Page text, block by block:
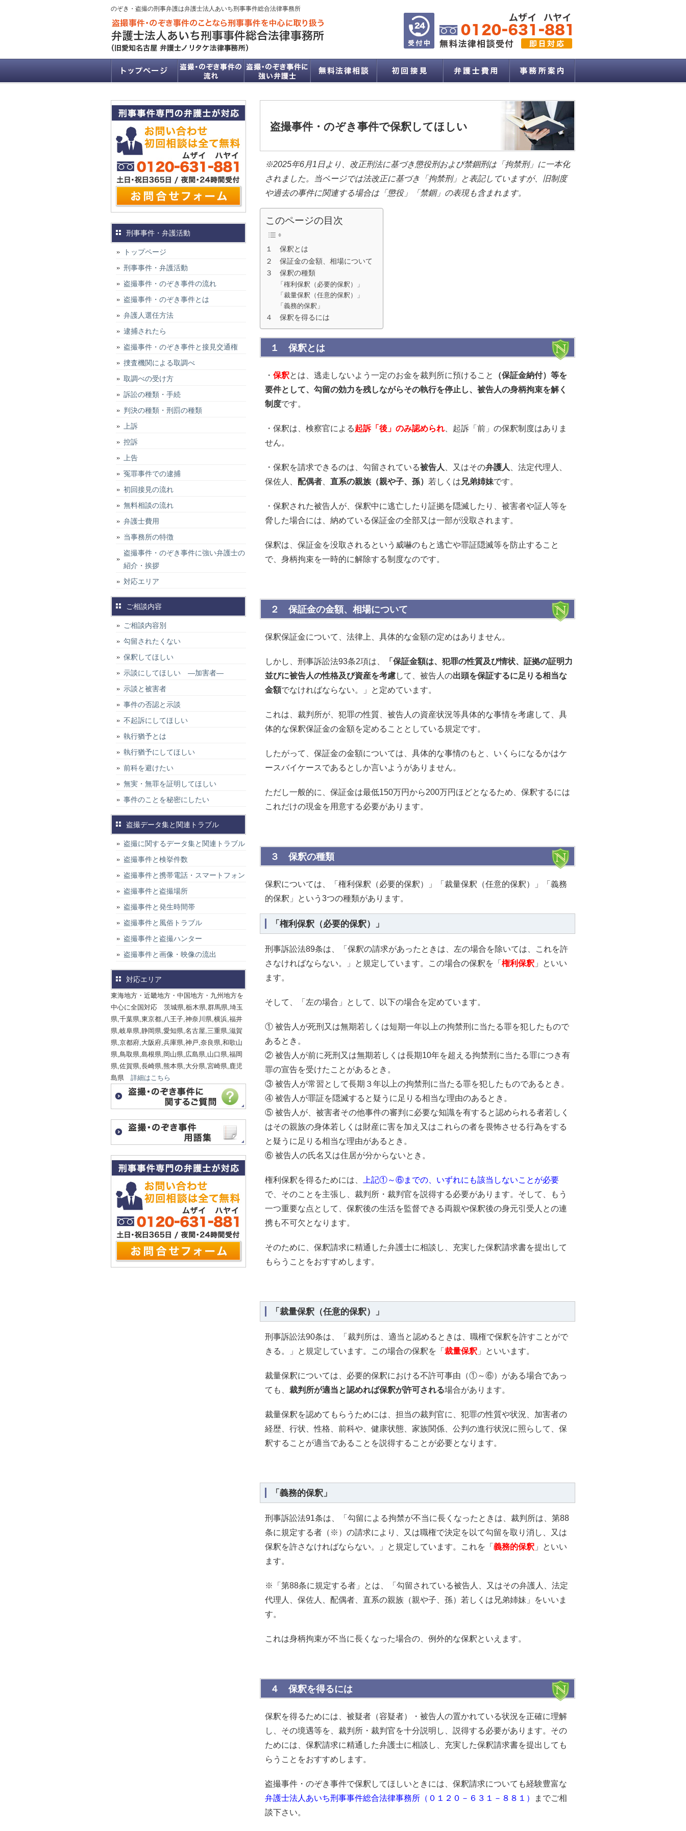
のぞき・盗撮の刑事弁護は弁護士法人あいち刑事事件総合法律事務所
盗撮事件・のぞき事件で保釈してほしい
※2025年6月1日より、改正刑法に基づき懲役刑および禁錮刑は「拘禁刑」に一本化
されました。当ページでは法改正に基づき「拘禁刑」と表記していますが、旧制度
や過去の事件に関連する場合は「懲役」「禁錮」の表現も含まれます。
このページの目次
１ 保釈とは
２ 保証金の金額、相場について
３ 保釈の種類
「権利保釈（必要的保釈）」
「裁量保釈（任意的保釈）」
「義務的保釈」
４ 保釈を得るには
１ 保釈とは
・ 保釈とは、逃走しないよう一定のお金を裁判所に預けること
（保証金納付）等を
要件として、勾留の効力を残しながらその執行を停止し、被告人の身柄拘束を解く
制度です。
・保釈は、検察官による起訴「後」のみ認められ 、起訴「前」の保釈制度はありま
せん。
・保釈を請求できるのは、勾留されている被告人 、又はその弁護人
、法定代理人、
保佐人、 配偶者 直系の親族（親や子、孫） 若しくは 兄弟姉妹です。
・保釈された被告人が、保釈中に逃亡したり証拠を隠滅したり、被害者や証人等を
脅した場合には、納めている保証金の全部又は一部が没取されます。
保釈は、保証金を没取されるという威嚇のもと逃亡や罪証隠滅等を防止すること
で、身柄拘束を一時的に解除する制度なのです。
２ 保証金の金額、相場について
保釈保証金について、法律上、具体的な金額の定めはありません。
しかし、刑事訴訟法93条2項は、
「保証金額は、犯罪の性質及び情状、証拠の証明力
並びに被告人の性格及び資産を考慮して、被告人の出頭を保証するに足りる相当な
金額でなければならない。」と定めています。
これは、裁判所が、犯罪の性質、被告人の資産状況等具体的な事情を考慮して、具
体的な保釈保証金の金額を定めることとしている規定です。
したがって、保証金の金額については、具体的な事情のもと、いくらになるかはケ
ースバイケースであるとしか言いようがありません。
ただし一般的に、保証金は最低150万円から200万円ほどとなるため、保釈するには
これだけの現金を用意する必要があります。
３ 保釈の種類
保釈については、「権利保釈（必要的保釈）」「裁量保釈（任意的保釈）」「義務
的保釈」という3つの種類があります。
「権利保釈（必要的保釈）」
刑事訴訟法89条は、「保釈の請求があったときは、左の場合を除いては、これを許
さなければならない。」と規定しています。この場合の保釈を「 権利保釈 」といい
ます。
そして、「左の場合」として、以下の場合を定めています。
① 被告人が死刑又は無期若しくは短期一年以上の拘禁刑に当たる罪を犯したもので
あるとき。
② 被告人が前に死刑又は無期若しくは長期10年を超える拘禁刑に当たる罪につき有
罪の宣告を受けたことがあるとき。
③ 被告人が常習として長期３年以上の拘禁刑に当たる罪を犯したものであるとき。
④ 被告人が罪証を隠滅すると疑うに足りる相当な理由のあるとき。
⑤ 被告人が、被害者その他事件の審判に必要な知識を有すると認められる者若しく
はその親族の身体若しくは財産に害を加え又はこれらの者を畏怖させる行為をする
と疑うに足りる相当な理由があるとき。
⑥ 被告人の氏名又は住居が分からないとき。
権利保釈を得るためには、
上記①～⑥までの、いずれにも該当しないことが必要
で、そのことを主張し、裁判所・裁判官を説得する必要があります。そして、もう
一つ重要な点として、保釈後の生活を監督できる両親や保釈後の身元引受人との連
携も不可欠となります。
そのために、保釈請求に精通した弁護士に相談し、充実した保釈請求書を提出して
もらうことをおすすめします。
「裁量保釈（任意的保釈）」
刑事訴訟法90条は、「裁判所は、適当と認めるときは、職権で保釈を許すことがで
きる。」と規定しています。この場合の保釈を「 裁量保釈 」といいます。
裁量保釈については、必要的保釈における不許可事由（①～⑥）がある場合であっ
ても、 裁判所が適当と認めれば保釈が許可される場合があります。
裁量保釈を認めてもらうためには、担当の裁判官に、犯罪の性質や状況、加害者の
経歴、行状、性格、前科や、健康状態、家族関係、公判の進行状況に照らして、保
釈することが適当であることを説得することが必要となります。
「義務的保釈」
刑事訴訟法91条は、「勾留による拘禁が不当に長くなったときは、裁判所は、第88
条に規定する者（※）の請求により、又は職権で決定を以て勾留を取り消し、又は
保釈を許さなければならない。」と規定しています。これを「 義務的保釈 」といい
ます。
※「第88条に規定する者」とは、「勾留されている被告人、又はその弁護人、法定
代理人、保佐人、配偶者、直系の親族（親や子、孫）若しくは兄弟姉妹」をいいま
す。
これは身柄拘束が不当に長くなった場合の、例外的な保釈といえます。
４ 保釈を得るには
保釈を得るためには、被疑者（容疑者）・被告人の置かれている状況を正確に理解
し、その境遇等を、裁判所・裁判官を十分説明し、説得する必要があります。その
ためには、保釈請求に精通した弁護士に相談し、充実した保釈請求書を提出しても
らうことをおすすめします。
盗撮事件・のぞき事件で保釈してほしいときには、保釈請求についても経験豊富な
弁護士法人あいち刑事事件総合法律事務所（０１２０－６３１－８８１）
までご相
談下さい。
刑事事件・弁護活動
トップページ
刑事事件・弁護活動
盗撮事件・のぞき事件の流れ
盗撮事件・のぞき事件とは
弁護人選任方法
逮捕されたら
盗撮事件・のぞき事件と接見交通権
捜査機関による取調べ
取調べの受け方
訴訟の種類・手続
判決の種類・刑罰の種類
上訴
控訴
上告
冤罪事件での逮捕
初回接見の流れ
無料相談の流れ
弁護士費用
当事務所の特徴
盗撮事件・のぞき事件に強い弁護士の
紹介・挨拶
対応エリア
ご相談内容
ご相談内容別
勾留されたくない
保釈してほしい
示談にしてほしい ―加害者―
示談と被害者
事件の否認と示談
不起訴にしてほしい
執行猶予とは
執行猶予にしてほしい
前科を避けたい
無実・無罪を証明してほしい
事件のことを秘密にしたい
盗撮データ集と関連トラブル
盗撮に関するデータ集と関連トラブル
盗撮事件と検挙件数
盗撮事件と携帯電話・スマートフォン
盗撮事件と盗撮場所
盗撮事件と発生時間帯
盗撮事件と風俗トラブル
盗撮事件と盗撮ハンター
盗撮事件と画像・映像の流出
対応エリア
東海地方・近畿地方・中国地方・九州地方を
中心に全国対応 茨城県,栃木県,群馬県,埼玉
県,千葉県,東京都,八王子,神奈川県,横浜,福井
県,岐阜県,静岡県,愛知県,名古屋,三重県,滋賀
県,京都府,大阪府,兵庫県,神戸,奈良県,和歌山
県,鳥取県,島根県,岡山県,広島県,山口県,福岡
県,佐賀県,長崎県,熊本県,大分県,宮崎県,鹿児
島県 詳細はこちら